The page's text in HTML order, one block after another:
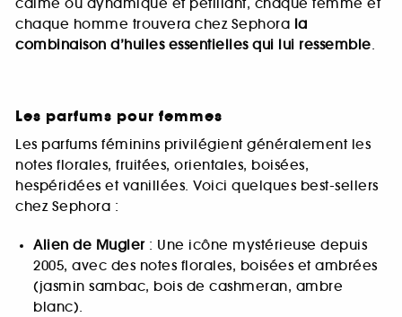
calme ou dynamique et pétillant, chaque femme et
chaque homme trouvera chez Sephora la
combinaison d’huiles essentielles qui lui ressemble.
Les parfums pour femmes
Les parfums féminins privilégient généralement les
notes florales, fruitées, orientales, boisées,
hespéridées et vanillées. Voici quelques best-sellers
chez Sephora :
Alien de Mugler: Une icône mystérieuse depuis
2005, avec des notes florales, boisées et ambrées
(jasmin sambac, bois de cashmeran, ambre
blanc).